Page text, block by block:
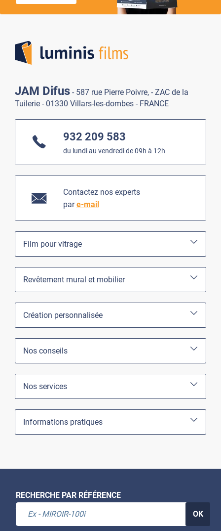
JAM Difus - 587 rue Pierre Poivre, - ZAC de la
Tuilerie - 01330 Villars-les-dombes - FRANCE
932 209 583
du lundi au vendredi de 09h à 12h
Contactez nos experts
pare-mail
Film pour vitrage
Revêtement mural et mobilier
Création personnalisée
Nos conseils
Nos services
Informations pratiques
RECHERCHE PAR RÉFÉRENCE
OK